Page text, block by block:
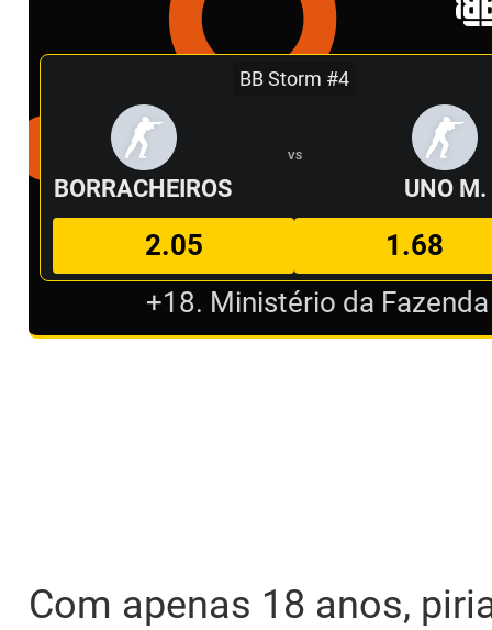
BB Storm #4
BORRACHEIROS
VS
UNO M.
2.05
1.68
+18. Ministério da
Com apenas 18 anos,